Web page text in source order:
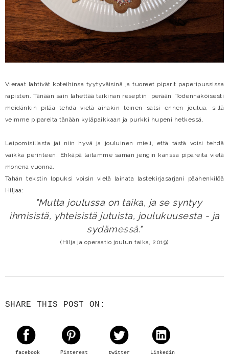
Vieraat lähtivät koteihinsa tyytyväisinä ja tuoreet piparit paperipussissa
rapisten. Tänään sain lähettää taikinan reseptin perään. Todennäköisesti
meidänkin pitää tehdä vielä ainakin toinen satsi ennen joulua, sillä
veimme pipareita tänään kyläpaikkaan ja purkki hupeni hetkessä.
Leipomisillasta jäi niin hyvä ja jouluinen mieli, että tästä voisi tehdä
vaikka perinteen. Ehkäpä laitamme saman jengin kanssa pipareita vielä
monena vuonna.
Tähän tekstin lopuksi voisin vielä lainata lastekirjasarjani päähenkilöä
Hiljaa:
"Mutta joulussa on taika, ja se syntyy
ihmisistä, yhteisistä jutuista, joulukuusesta - ja
sydämessä."
(Hilja ja operaatio joulun taika, 2019)
SHARE THIS POST ON:
facebook Pinterest twitter Linkedin